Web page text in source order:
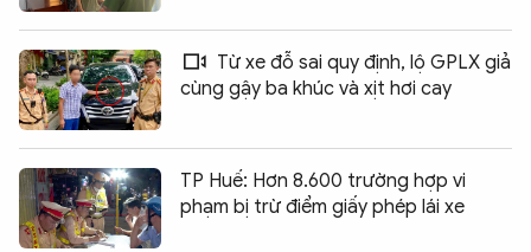
Từ xe đỗ sai quy định, lộ GPLX giả
cùng gậy ba khúc và xịt hơi cay
TP Huế: Hơn 8.600 trường hợp vi
phạm bị trừ điểm giấy phép lái xe